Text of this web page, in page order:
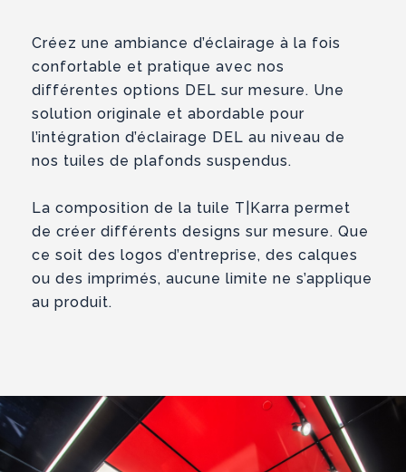
Créez une ambiance d’éclairage à la fois
confortable et pratique avec nos
différentes options DEL sur mesure. Une
solution originale et abordable pour
l’intégration d’éclairage DEL au niveau de
nos tuiles de plafonds suspendus.
La composition de la tuile T|Karra permet
de créer différents designs sur mesure. Que
ce soit des logos d’entreprise, des calques
ou des imprimés, aucune limite ne s’applique
au produit.